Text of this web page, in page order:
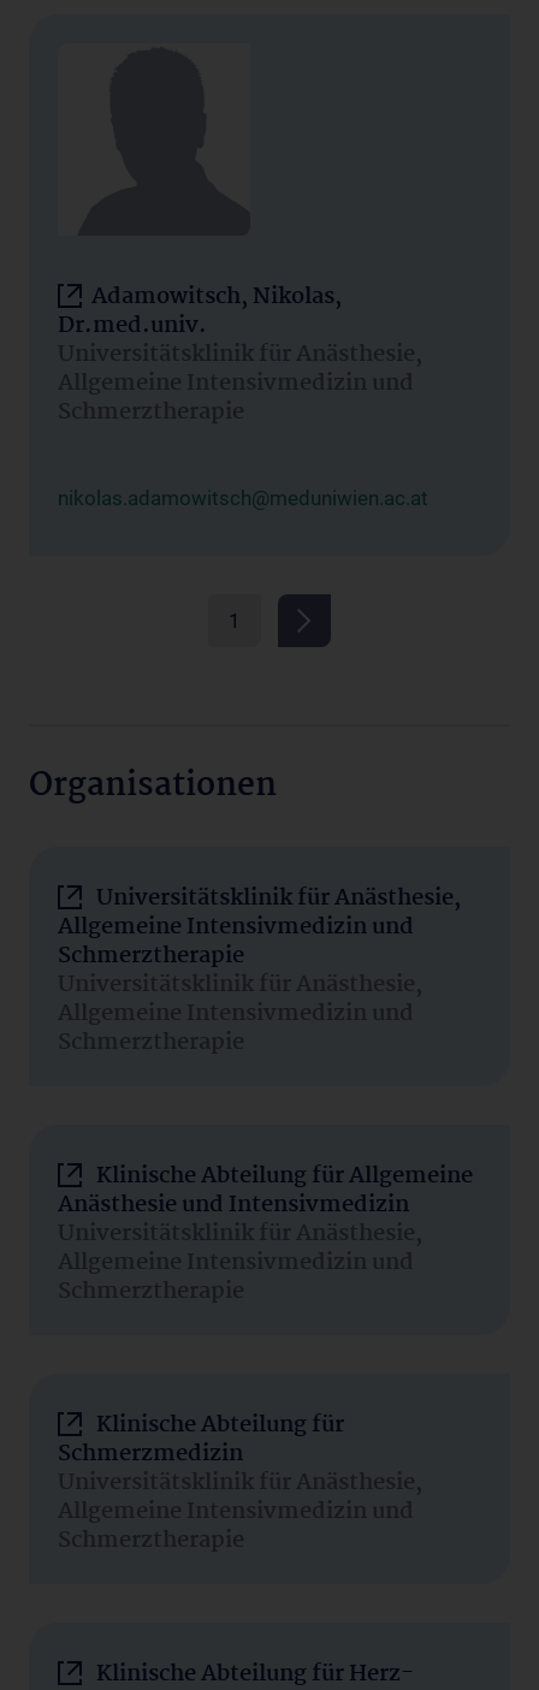
Adamowitsch, Nikolas,
Dr.med.univ.
Universitätsklinik für Anästhesie,
Allgemeine Intensivmedizin und
Schmerztherapie
nikolas.adamowitsch@meduniwien.ac.at
1
Organisationen
Universitätsklinik für Anästhesie,
Allgemeine Intensivmedizin und
Schmerztherapie
Universitätsklinik für Anästhesie,
Allgemeine Intensivmedizin und
Schmerztherapie
Klinische Abteilung für Allgemeine
Anästhesie und Intensivmedizin
Universitätsklinik für Anästhesie,
Allgemeine Intensivmedizin und
Schmerztherapie
Klinische Abteilung für
Schmerzmedizin
Universitätsklinik für Anästhesie,
Allgemeine Intensivmedizin und
Schmerztherapie
Klinische Abteilung für Herz-